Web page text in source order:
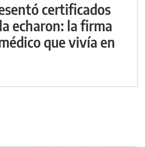
certificados
echaron: la firma
que vivía en